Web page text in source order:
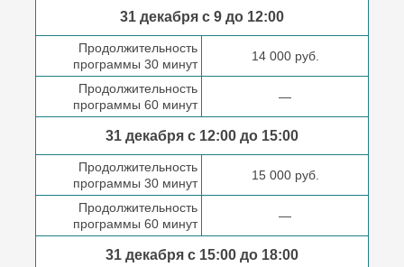
31 декабря с 9 до 12:00
Продолжительность
программы 30 минут
14 000 руб.
Продолжительность
программы 60 минут
—
31 декабря с 12:00 до 15:00
Продолжительность
программы 30 минут
15 000 руб.
Продолжительность
программы 60 минут
—
31 декабря с 15:00 до 18:00